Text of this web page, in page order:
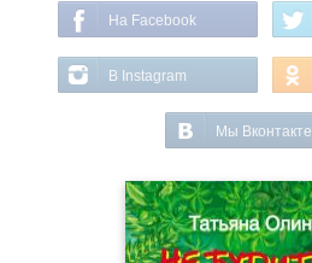
На Facebook
В Instagram
Мы Вконтакте